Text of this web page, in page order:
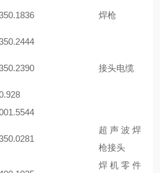
焊枪
接头电缆
超声波焊
枪接头
焊机零件